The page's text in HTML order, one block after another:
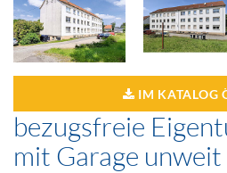
IM KATALOG
bezugsfreie
mit Garage unweit